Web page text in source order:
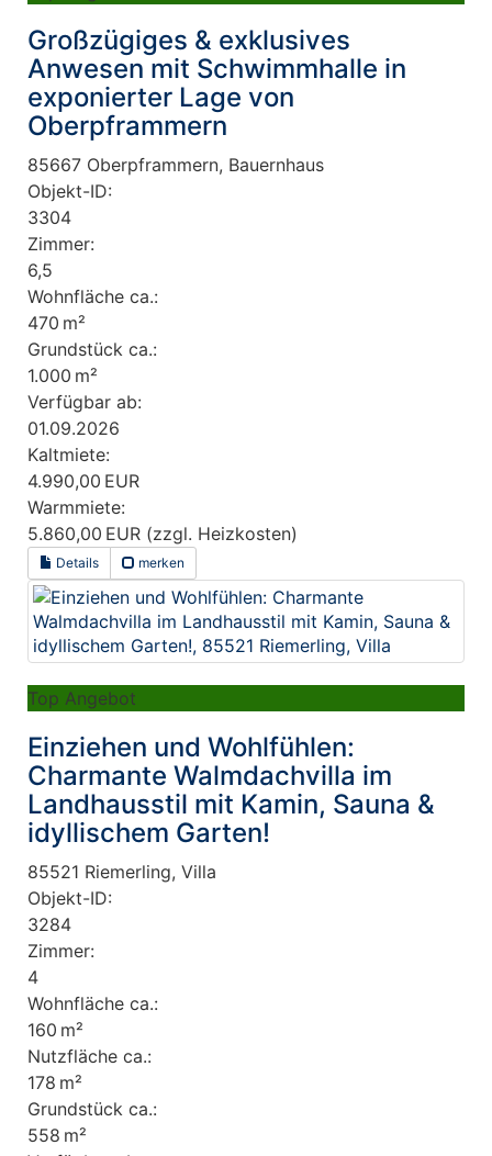
Großzügiges & exklusives
Anwesen mit Schwimmhalle in
exponierter Lage von
Oberpframmern
85667 Oberpframmern, Bauernhaus
Objekt-ID:
3304
Zimmer:
6,5
Wohnfläche ca.:
470 m²
Grund­stück ca.:
1.000 m²
Verfügbar ab:
01.09.2026
Kaltmiete:
4.990,00 EUR
Warmmiete:
5.860,00 EUR (zzgl. Heizkosten)
Details merken
Top Angebot
Einziehen und Wohlfühlen:
Charmante Walmdachvilla im
Landhausstil mit Kamin, Sauna &
idyllischem Garten!
85521 Riemerling, Villa
Objekt-ID:
3284
Zimmer:
4
Wohnfläche ca.:
160 m²
Nutzfläche ca.:
178 m²
Grund­stück ca.:
558 m²